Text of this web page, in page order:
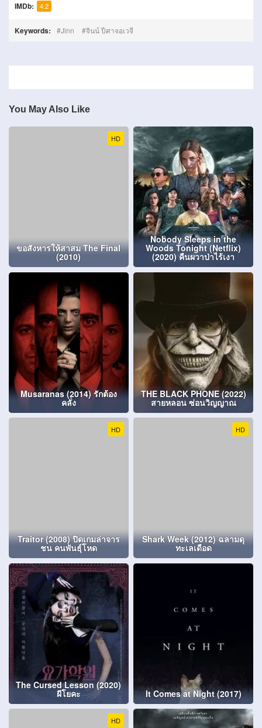
IMDb: 4.2
Keywords: Jinn จินน์ ปีศาจอเวจี
You May Also Like
HD
ขอสังหารให้สาสม The Final
(2010)
Nobody Sleeps in the
Woods Tonight (Netflix)
(2020) คืนผวาป่าไร้เงา
Musaranas (2014) รักต้อง
คลั่ง
THE BLACK PHONE (2022)
สายหลอน ซ่อนวิญญาณ
HD
Traitor (2008) ปิดเกมล่าจาร
ชน คนพันธุ์โหด
HD
Shark Week (2012) ฉลามดุ
ทะเลเดือด
The Cursed Lesson (2020)
ผีโยคะ It Comes at Night (2017)
HD